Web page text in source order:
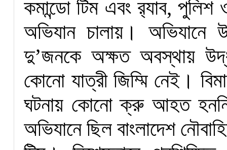
কমান্ডো টিম এবং র‌্যাব,
অভিযান চালায়।
দু’জনকে অক্ষত অবস্থায়
কোনো যাত্রী জিম্মি নেই।
ঘটনায় কোনো ক্রু আহত
অভিযানে ছিল বাংলাদেশ